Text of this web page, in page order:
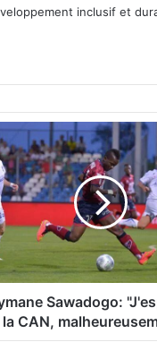
inclusif et
Sawadogo:
la CAN,